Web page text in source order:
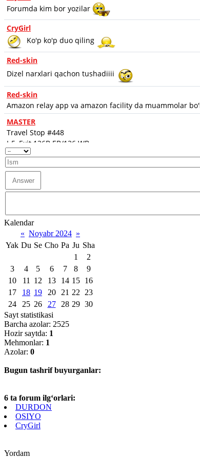
Kalendar
« Noyabr 2024 »
Yak Du Se Cho Pa Ju Sha
1
2
3
4 5 6 7 8
9
10
11 12 13 14 15 16
17
18 19 20 21 22 23
24
25 26 27 28 29 30
Sayt statistikasi
Barcha azolar: 2525
Hozir saytda: 1
Mehmonlar: 1
Azolar: 0
Bugun tashrif buyurganlar:
6 ta forum ilg‘orlari:
DURDON
OSIYO
CryGirl
Yordam